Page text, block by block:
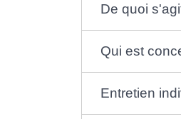
De quoi
Qui est
Entretien